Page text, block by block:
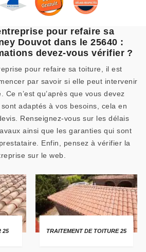
pour refaire sa
Douvot dans le 25640 :
devez-vous vérifier ?
pour refaire sa toiture, il est
par savoir si elle peut intervenir
Ce n’est qu’après que vous devez
adaptés à vos besoins, cela en
Renseignez-vous sur les délais
ainsi que les garanties qui sont
Enfin, pensez à vérifier la
sur le web.
25 TRAITEMENT DE TOITURE 25